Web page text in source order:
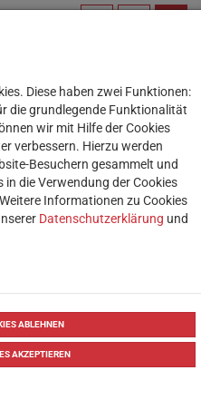
den
Sie Ihre
Diese haben zwei Funktionen:
die grundlegende Funktionalität
wir mit Hilfe der Cookies
verbessern. Hierzu werden
Besuchern gesammelt und
die Verwendung der Cookies
Informationen zu Cookies
Datenschutzerklärung und
ABLEHNEN
AKZEPTIEREN